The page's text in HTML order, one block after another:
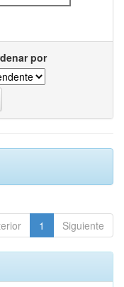
por
1 Siguiente